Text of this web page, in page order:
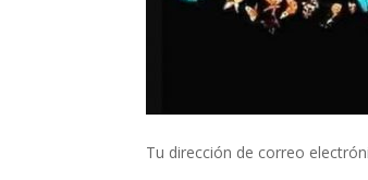
Tu dirección de correo